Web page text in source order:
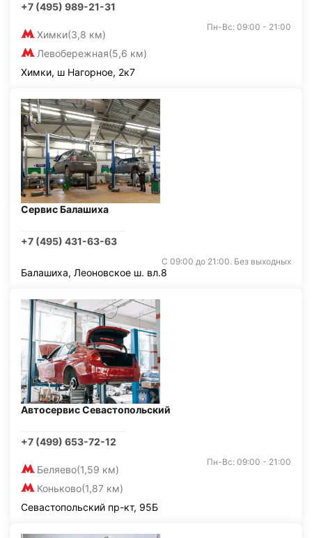
+7 (495) 989-21-31
Химки(3,8 км)
Левобережная(5,6 км)
Пн-Вс: 09:00 - 21:00
Химки, ш Нагорное, 2к7
Сервис Балашиха
+7 (495) 431-63-63
С 09:00 до 21:00. Без выходных
Балашиха, Леоновское ш. вл.8
Автосервис Севастопольский
+7 (499) 653-72-12
Беляево(1,59 км)
Коньково(1,87 км)
Пн-Вс: 09:00 - 21:00
Севастопольский пр-кт, 95Б